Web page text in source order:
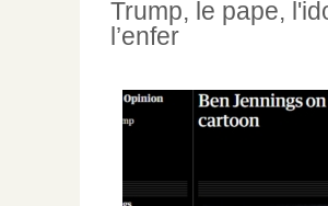
Trump, le pape,
l’enfer